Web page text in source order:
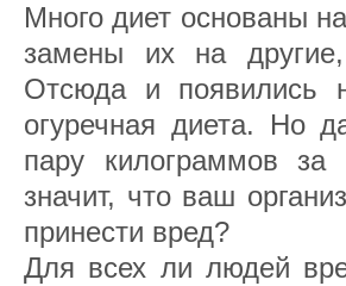
Много диет основаны
замены их на
Отсюда и появились
огуречная диета. Но
пару килограммов
значит, что ваш
принести вред?
Для всех ли людей